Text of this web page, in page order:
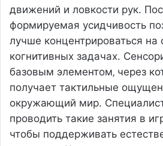
движений и ловкости рук.
формируемая усидчивость
лучше концентрироваться на
когнитивных задачах.
базовым элементом‚ через
получает тактильные
окружающий мир.
проводить такие занятия в
чтобы поддерживать